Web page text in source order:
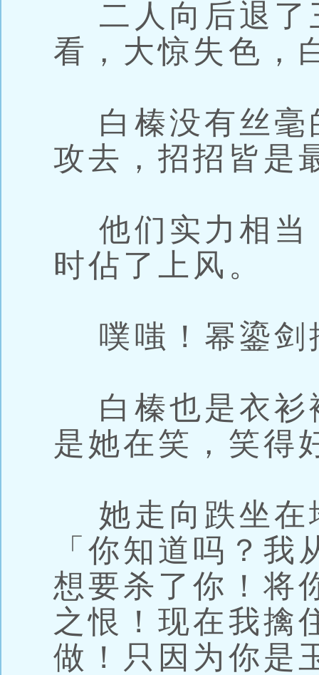
二人向后退了
看，大惊失色，
白榛没有丝毫
攻去，招招皆是
他们实力相当
时佔了上风。
噗嗤！幂鎏剑
白榛也是衣衫
是她在笑，笑得
她走向跌坐在
「你知道吗？
想要杀了你！将
之恨！现在我擒
做！只因为你是